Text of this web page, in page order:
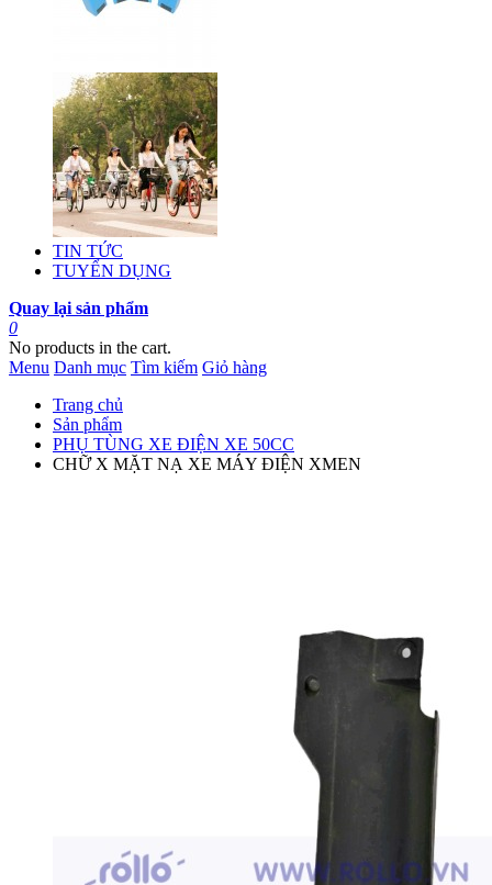
TIN TỨC
TUYỂN DỤNG
Quay lại sản phẩm
0
No products in the cart.
Menu Danh mục Tìm kiếm Giỏ hàng
Trang chủ
Sản phẩm
PHỤ TÙNG XE ĐIỆN XE 50CC
CHỮ X MẶT NẠ XE MÁY ĐIỆN XMEN